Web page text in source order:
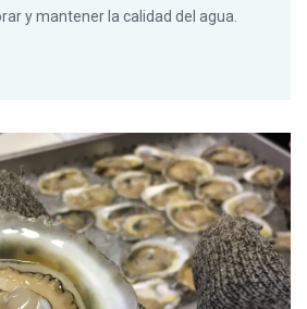
y mantener la calidad del agua.